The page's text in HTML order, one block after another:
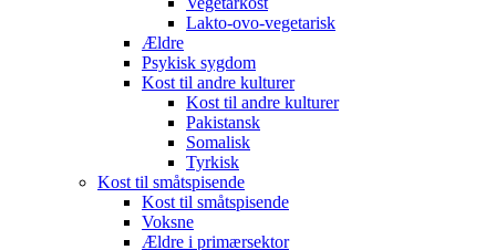
Lakto-ovo-vegetarisk
Ældre
Psykisk sygdom
Kost til andre kulturer
Kost til andre kulturer
Pakistansk
Somalisk
Tyrkisk
Kost til småtspisende
Kost til småtspisende
Voksne
Ældre i primærsektor